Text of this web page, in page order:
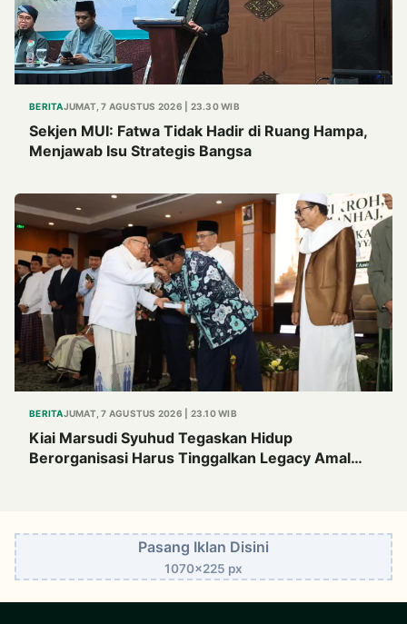
BERITAJUMAT, 7 AGUSTUS 2026 | 23.30 WIB
Sekjen MUI: Fatwa Tidak Hadir di Ruang Hampa,
Menjawab Isu Strategis Bangsa
BERITAJUMAT, 7 AGUSTUS 2026 | 23.10 WIB
Kiai Marsudi Syuhud Tegaskan Hidup
Berorganisasi Harus Tinggalkan Legacy Amal
Pasang Iklan Disini
1070x225 px